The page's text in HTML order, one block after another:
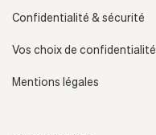
Confidentialité & sécurité
Vos choix de confidentialité
Mentions légales